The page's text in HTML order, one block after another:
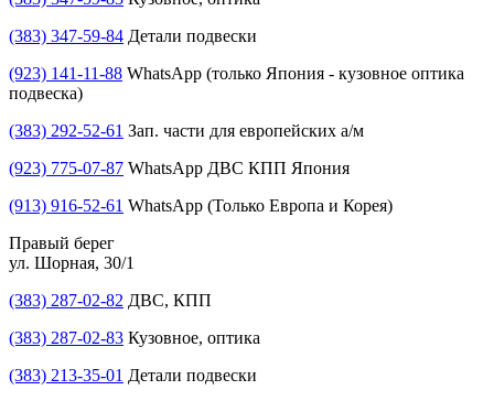
(383) 347-59-84 Детали подвески
(923) 141-11-88 WhatsApp (только Япония - кузовное оптика
подвеска)
(383) 292-52-61 Зап. части для европейских а/м
(923) 775-07-87 WhatsApp ДВС КПП Япония
(913) 916-52-61 WhatsApp (Только Европа и Корея)
Правый берег
ул. Шорная, 30/1
(383) 287-02-82 ДВС, КПП
(383) 287-02-83 Кузовное, оптика
(383) 213-35-01 Детали подвески